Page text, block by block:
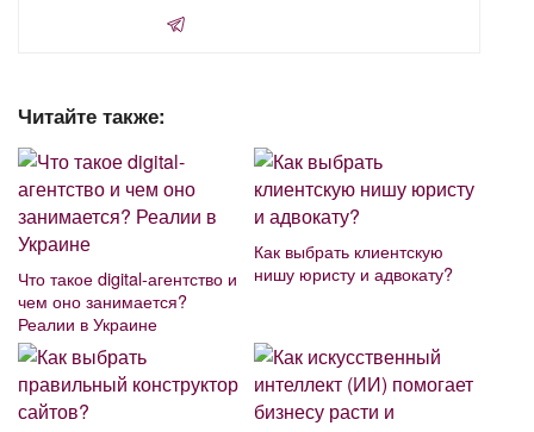
Читайте также:
Что такое digital-агентство и
чем оно занимается?
Реалии в Украине
Как выбрать клиентскую
нишу юристу и адвокату?